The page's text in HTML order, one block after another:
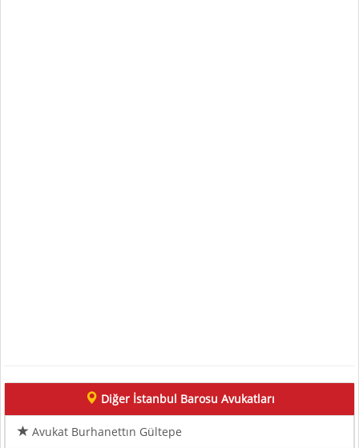
Diğer İstanbul Barosu Avukatları
Avukat Burhanettın Gültepe